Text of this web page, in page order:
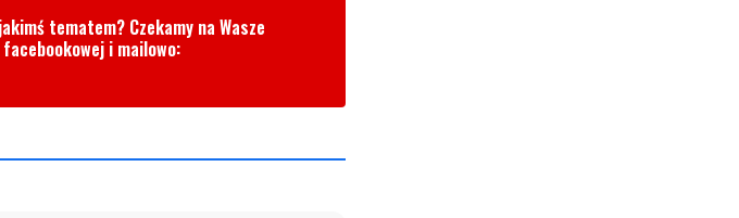
tematem? Czekamy na Wasze
i mailowo: